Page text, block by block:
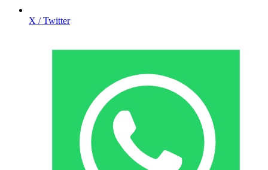
X / Twitter